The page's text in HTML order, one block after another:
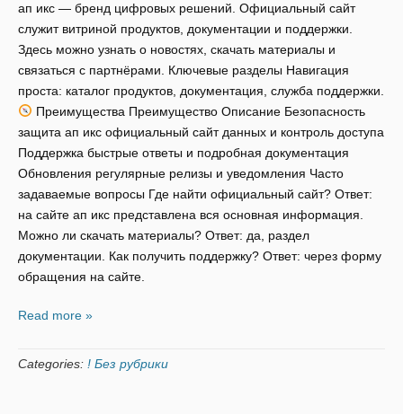
ап икс — бренд цифровых решений. Официальный сайт
служит витриной продуктов, документации и поддержки.
Здесь можно узнать о новостях, скачать материалы и
связаться с партнёрами. Ключевые разделы Навигация
проста: каталог продуктов, документация, служба поддержки.
Преимущества Преимущество Описание Безопасность
защита ап икс официальный сайт данных и контроль доступа
Поддержка быстрые ответы и подробная документация
Обновления регулярные релизы и уведомления Часто
задаваемые вопросы Где найти официальный сайт? Ответ:
на сайте ап икс представлена вся основная информация.
Можно ли скачать материалы? Ответ: да, раздел
документации. Как получить поддержку? Ответ: через форму
обращения на сайте.
Read more »
Categories: ! Без рубрики